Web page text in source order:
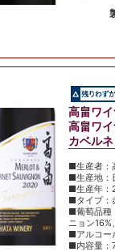
高畠ワ
高畠ワ
カベル
■生産者：
■生産地：
■生産年：
■タイプ：
■葡萄品種
ニョン
■アルコー
■内容量：